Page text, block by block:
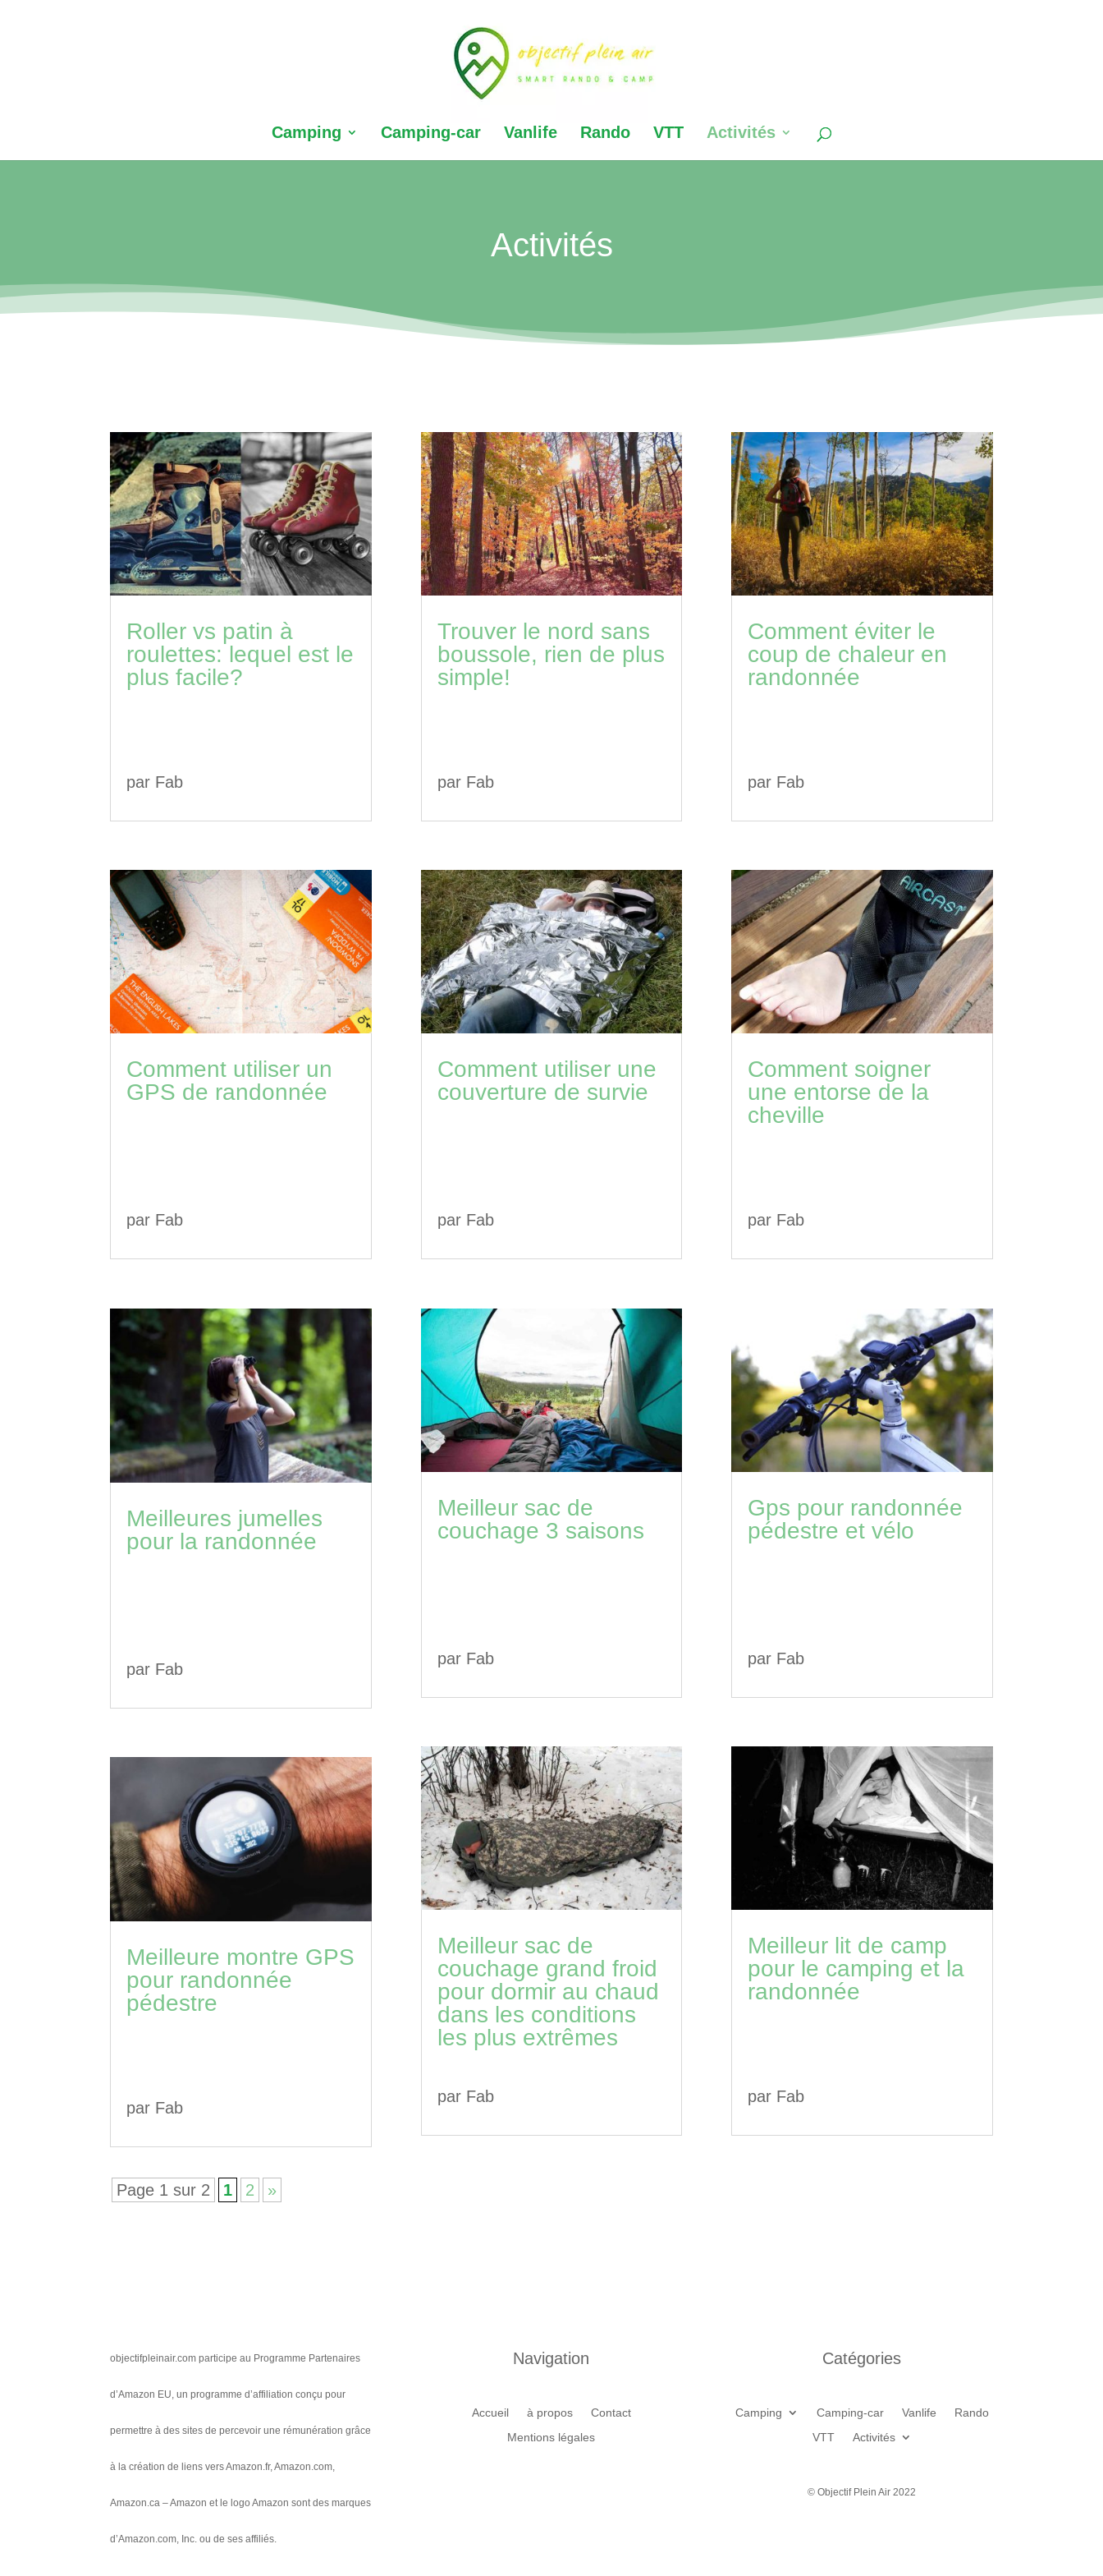
Camping Camping-car Vanlife Rando VTT Activités
Activités
Roller vs patin à
roulettes: lequel est le
plus facile?
par Fab
Comment utiliser un
GPS de randonnée
par Fab
Meilleures jumelles
pour la randonnée
par Fab
Meilleure montre GPS
pour randonnée
pédestre
par Fab
Trouver le nord sans
boussole, rien de plus
simple!
par Fab
Comment utiliser une
couverture de survie
par Fab
Meilleur sac de
couchage 3 saisons
par Fab
Meilleur sac de
couchage grand froid
pour dormir au chaud
dans les conditions
les plus extrêmes
par Fab
Comment éviter le
coup de chaleur en
randonnée
par Fab
Comment soigner
une entorse de la
cheville
par Fab
Gps pour randonnée
pédestre et vélo
par Fab
Meilleur lit de camp
pour le camping et la
randonnée
par Fab
Page 1 sur 2 1 2 »
objectifpleinair.com participe au Programme Partenaires
d’Amazon EU, un programme d’affiliation conçu pour
permettre à des sites de percevoir une rémunération grâce
à la création de liens vers Amazon.fr, Amazon.com,
Amazon.ca – Amazon et le logo Amazon sont des marques
d’Amazon.com, Inc. ou de ses affiliés.
Navigation
Accueil à propos
Contact
Mentions légales
Catégories
Camping Camping-car Vanlife
Rando
VTT
Activités
© Objectif Plein Air 2022